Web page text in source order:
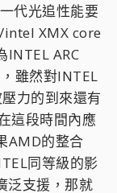
代光追性能要
intel XMX core
INTEL ARC
雖然對INTEL
力的到來還有
這段時間內應
AMD的整合
同等級的影
泛支援，那就